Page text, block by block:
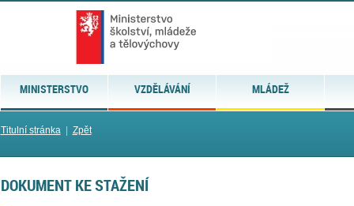
MINISTERSTVO VZDĚLÁVÁNÍ MLÁDEŽ
Titulní stránka| Zpět
DOKUMENT KE STAŽENÍ